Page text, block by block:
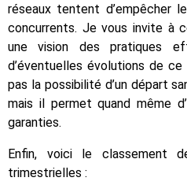
réseaux tentent d’empêcher
concurrents. Je vous invite à
une vision des pratiques
d’éventuelles évolutions de
pas la possibilité d’un départ
mais il permet quand même
garanties.
Enfin, voici le classement
trimestrielles :